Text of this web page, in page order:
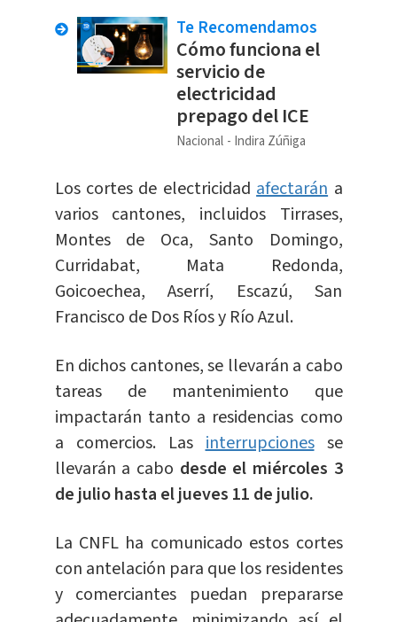
Te Recomendamos
Cómo funciona el
servicio de
electricidad
prepago del ICE
Nacional Indira Zúñiga
Los cortes de electricidadafectarán a
varios cantones, incluidos Tirrases,
Montes de Oca, Santo Domingo,
Curridabat, Mata Redonda,
Goicoechea, Aserrí, Escazú, San
Francisco de Dos Ríos y Río Azul.
En dichos cantones, se llevarán a cabo
tareas de mantenimiento que
impactarán tanto a residencias como
a comercios. Lasinterrupcionesse
llevarán a cabo desde el miércoles 3
de julio hasta el jueves 11 de julio.
La CNFL ha comunicado estos cortes
con antelación para que los residentes
y comerciantes puedan prepararse